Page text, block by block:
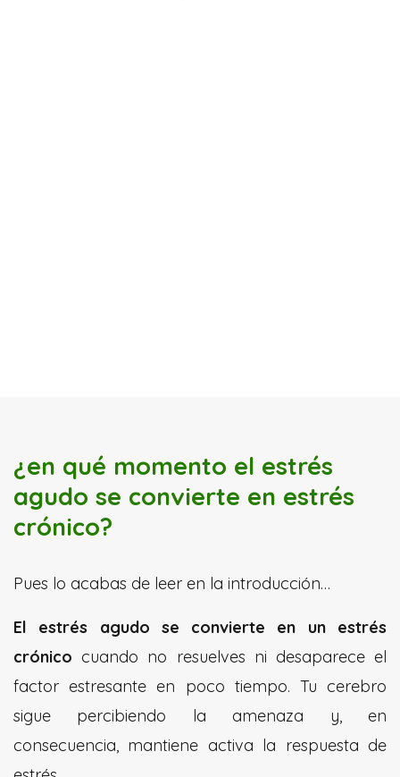
¿en qué momento el estrés
agudo se convierte en estrés
crónico?
Pues lo acabas de leer en la introducción…
El estrés agudo se convierte en un estrés
crónico cuando no resuelves ni desaparece el
factor estresante en poco tiempo. Tu cerebro
sigue percibiendo la amenaza y, en
consecuencia, mantiene activa la respuesta de